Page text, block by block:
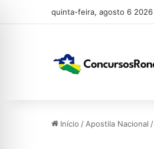
quinta-feira, agosto 6 2026
Início / Apostila Nacional /